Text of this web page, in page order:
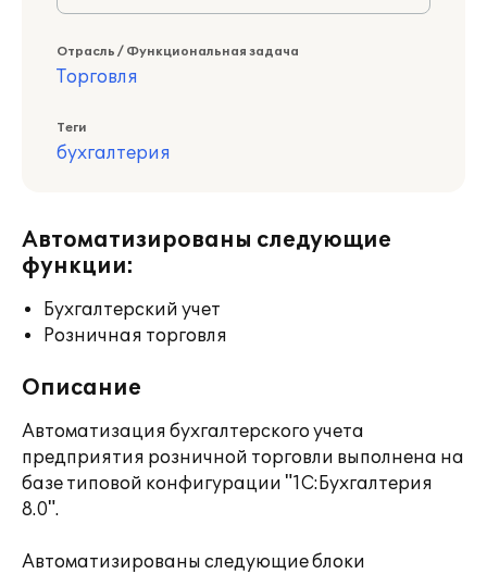
Отрасль / Функциональная задача
Торговля
Теги
бухгалтерия
Автоматизированы следующие
функции:
Бухгалтерский учет
Розничная торговля
Описание
Автоматизация бухгалтерского учета
предприятия розничной торговли выполнена на
базе типовой конфигурации "1С:Бухгалтерия
8.0".
Автоматизированы следующие блоки